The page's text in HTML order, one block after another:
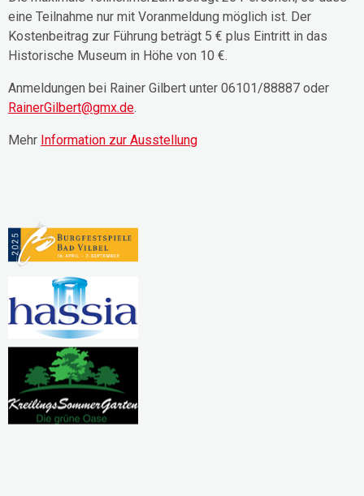
eine Teilnahme nur mit Voranmeldung möglich ist. Der
Kostenbeitrag zur Führung beträgt 5 € plus Eintritt in das
Historische Museum in Höhe von 10 €.
Anmeldungen bei Rainer Gilbert unter 06101/88887 oder
RainerGilbert@gmx.de.
Mehr Information zur Ausstellung